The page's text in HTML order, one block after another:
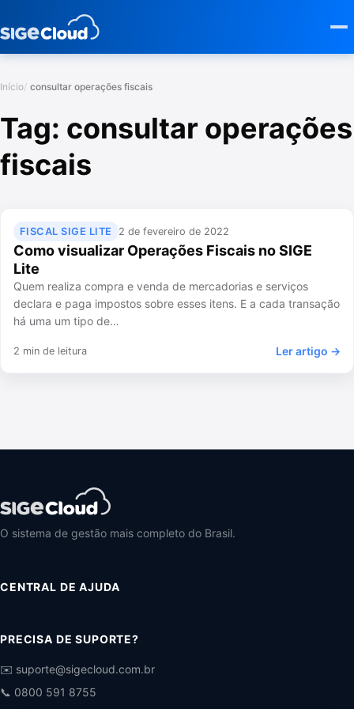
Início consultar operações fiscais
Tag: consultar operações
fiscais
FISCAL SIGE LITE 2 de fevereiro de 2022
Como visualizar Operações Fiscais no SIGE
Lite
Quem realiza compra e venda de mercadorias e serviços
declara e paga impostos sobre esses itens. E a cada transação
há uma um tipo de…
2 min de leitura Ler artigo →
O sistema de gestão mais completo do Brasil.
CENTRAL DE AJUDA
PRECISA DE SUPORTE?
✉️ suporte@sigecloud.com.br
📞 0800 591 8755